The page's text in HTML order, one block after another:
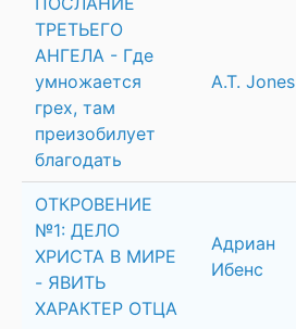
ТРЕТЬЕГО
АНГЕЛА - Где
умножается
грех, там
преизобилует
благодать
A.T. Jones
ОТКРОВЕНИЕ
№1: ДЕЛО
ХРИСТА В МИРЕ
- ЯВИТЬ
ХАРАКТЕР ОТЦА
Адриан
Ибенс